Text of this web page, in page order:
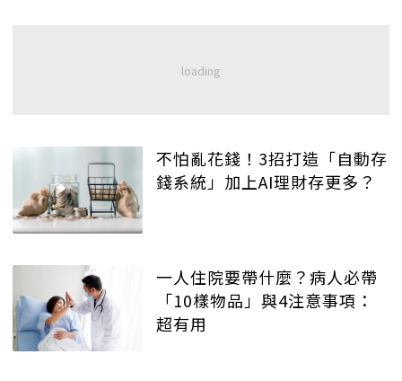
不怕亂花錢！3招打造「自動存
錢系統」加上AI理財存更多？
一人住院要帶什麼？病人必帶
「10樣物品」與4注意事項：
超有用